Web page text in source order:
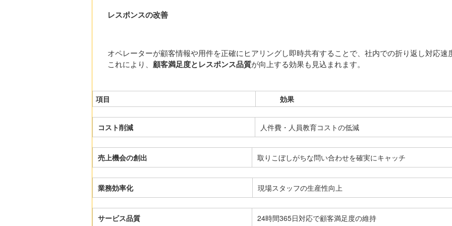
レスポンスの改善
オペレーターが顧客情報や用件を正確にヒアリングし即時共有することで、社内での折り返し対応速
これにより、 顧客満足度とレスポンス品質が向上する効果も見込まれます。
項目 効果
コスト削減 人件費・人員教育コストの低減
売上機会の創出 取りこぼしがちな問い合わせを確実にキャッチ
業務効率化 現場スタッフの生産性向上
サービス品質 24時間365日対応で顧客満足度の維持